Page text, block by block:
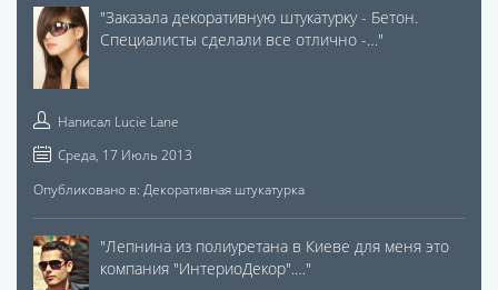
"Заказала декоративную штукатурку - Бетон.
Специалисты сделали все отлично -…"
Написал Lucie Lane
Среда, 17 Июль 2013
Опубликовано в: Декоративная штукатурка
"Лепнина из полиуретана в Киеве для меня это
компания "ИнтериоДекор".…"